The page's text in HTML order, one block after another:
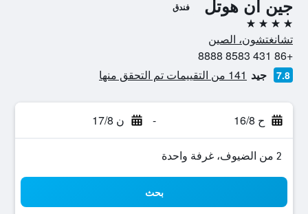
جين أن هوتل فندق
4 نجوم
تشانغتشون، الصين
+86 431 8583 8888
7.8 جيد 141 من التقييمات تم التحقق منها
ح 16/8 - ن 17/8
2 من الضيوف، غرفة واحدة
بحث